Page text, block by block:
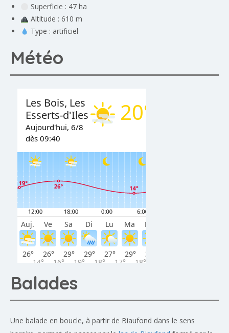
Superficie : 47 ha
Altitude : 610 m
Type : artificiel
Météo
Balades
Une balade en boucle, à partir de Biaufond dans le sens